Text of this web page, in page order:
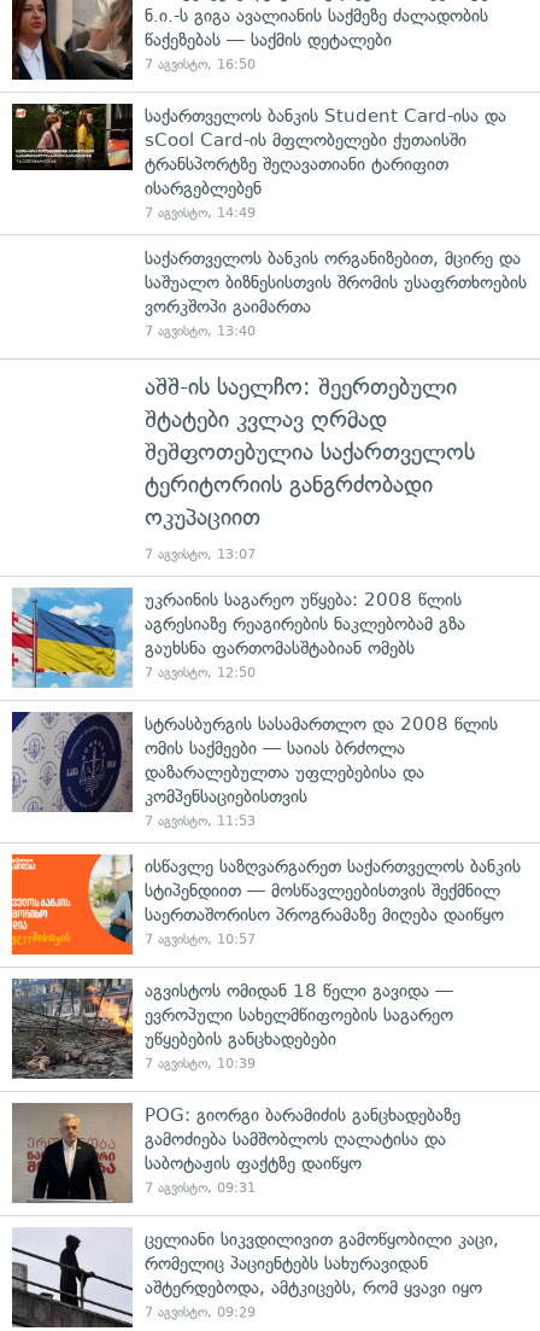
ნ.ი.-ს გიგა ავალიანის საქმეზე ძალადობის
წაქეზებას — საქმის დეტალები
7 აგვისტო, 16:50
საქართველოს ბანკის Student Card-ისა და
sCool Card-ის მფლობელები ქუთაისში
ტრანსპორტზე შეღავათიანი ტარიფით
ისარგებლებენ
7 აგვისტო, 14:49
საქართველოს ბანკის ორგანიზებით, მცირე და
საშუალო ბიზნესისთვის შრომის უსაფრთხოების
ვორკშოპი გაიმართა
7 აგვისტო, 13:40
აშშ-ის საელჩო: შეერთებული
შტატები კვლავ ღრმად
შეშფოთებულია საქართველოს
ტერიტორიის განგრძობადი
ოკუპაციით
7 აგვისტო, 13:07
უკრაინის საგარეო უწყება: 2008 წლის
აგრესიაზე რეაგირების ნაკლებობამ გზა
გაუხსნა ფართომასშტაბიან ომებს
7 აგვისტო, 12:50
სტრასბურგის სასამართლო და 2008 წლის
ომის საქმეები — საიას ბრძოლა
დაზარალებულთა უფლებებისა და
კომპენსაციებისთვის
7 აგვისტო, 11:53
ისწავლე საზღვარგარეთ საქართველოს ბანკის
სტიპენდიით — მოსწავლეებისთვის შექმნილ
საერთაშორისო პროგრამაზე მიღება დაიწყო
7 აგვისტო, 10:57
აგვისტოს ომიდან 18 წელი გავიდა —
ევროპული სახელმწიფოების საგარეო
უწყებების განცხადებები
7 აგვისტო, 10:39
POG: გიორგი ბარამიძის განცხადებაზე
გამოძიება სამშობლოს ღალატისა და
საბოტაჟის ფაქტზე დაიწყო
7 აგვისტო, 09:31
ცელიანი სიკვდილივით გამოწყობილი კაცი,
რომელიც პაციენტებს სახურავიდან
აშტერდებოდა, ამტკიცებს, რომ ყვავი იყო
7 აგვისტო, 09:29